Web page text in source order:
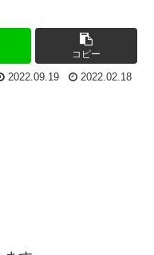
コピー
2022.09.19 2022.02.18